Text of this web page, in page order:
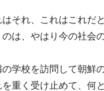
それ、これはこれだ
は、やはり今の社会
学校を訪問して朝鮮
重く受け止めて、何